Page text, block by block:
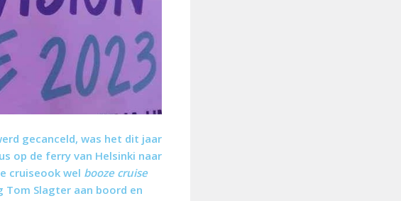
gecanceld, was het dit jaar
op de ferry van Helsinki naar
cruiseook wel booze cruise
Tom Slagter aan boord en